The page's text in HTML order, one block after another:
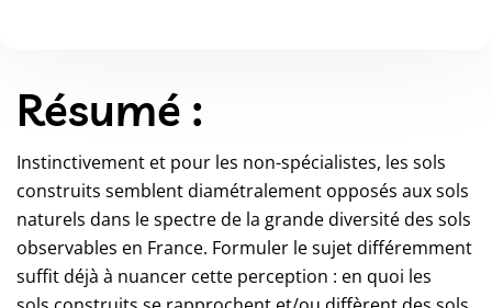
Résumé :
Instinctivement et pour les non-spécialistes, les sols
construits semblent diamétralement opposés aux sols
naturels dans le spectre de la grande diversité des sols
observables en France. Formuler le sujet différemment
suffit déjà à nuancer cette perception : en quoi les